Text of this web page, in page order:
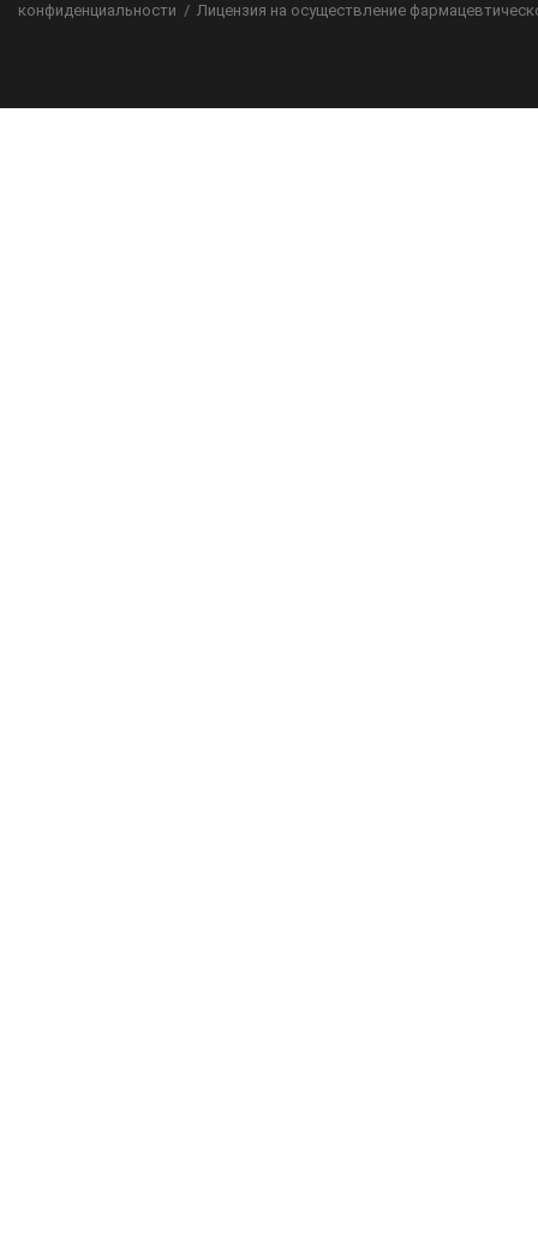
конфиденциальности / Лицензия на осуществление